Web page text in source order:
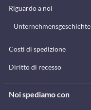
Riguardo a noi
Unternehmensgeschichte
Costi di spedizione
Diritto di recesso
Noi spediamo con